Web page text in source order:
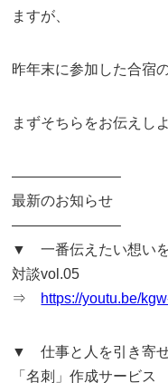
ますが、
昨年末に参加した合宿
まずそちらをお伝えし
———————–
最新のお知らせ
———————–
▼ 一番伝えたい想い
対談vol.05
⇒ https://youtu.be/
▼ 仕事と人を引き寄せ
「名刺」作成サービス